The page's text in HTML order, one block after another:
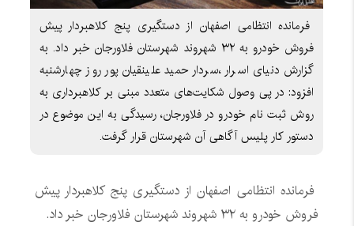
فرمانده انتظامی اصفهان از دستگیری پنج کلاهبردار پیش
فروش خودرو به ۳۲ شهروند شهرستان فلاورجان خبر داد. به
گزارش دنیای اسرار ،سردار حمید علینقیان پور روز چهارشنبه
افزود: در پی وصول شکایت‌‎های متعدد مبنی بر کلاهبرداری به
روش ثبت نام خودرو در فلاورجان، رسیدگی به این موضوع در
دستور کار پلیس آگاهی آن شهرستان قرار گرفت.
فرمانده انتظامی اصفهان از دستگیری پنج کلاهبردار پیش
فروش خودرو به ۳۲ شهروند شهرستان فلاورجان خبر داد.